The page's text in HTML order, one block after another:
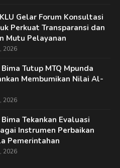
Gelar Forum Konsultasi
Perkuat Transparansi dan
Mutu Pelayanan
2026
Tutup MTQ Mpunda
Membumikan Nilai Al-
2026
Tekankan Evaluasi
Instrumen Perbaikan
Pemerintahan
2026